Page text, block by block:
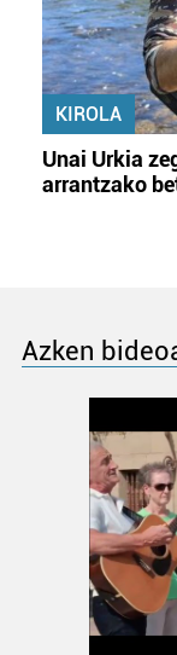
KIROLA
Unai Urkia
arrantzako
Azken